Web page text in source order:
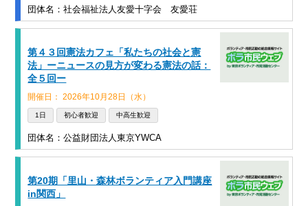
団体名：社会福祉法人友愛十字会 友愛荘
第４３回憲法カフェ「私たちの社会と憲
法」ーニュースの見方が変わる憲法の話：
全５回ー
開催日： 2026年10月28日（水）
1日 初心者歓迎 中高生歓迎
団体名：公益財団法人東京YWCA
第20期「里山・森林ボランティア入門講座
in関西」